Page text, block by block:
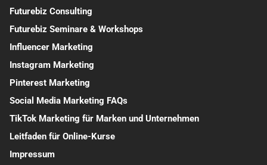
Futurebiz Consulting
Futurebiz Seminare & Workshops
Influencer Marketing
Instagram Marketing
Pinterest Marketing
Social Media Marketing FAQs
TikTok Marketing für Marken und Unternehmen
Leitfaden für Online-Kurse
Impressum